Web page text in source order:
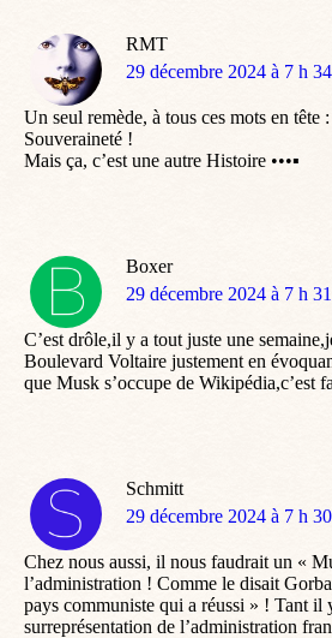
RMT
dit
29 décembre 2024 à 7 h
Un seul remède, à tous ces mots en tête
Souveraineté !
Mais ça, c’est une autre Histoire •••▪︎
Boxer
dit
29 décembre 2024 à 7 h
C’est drôle,il y a tout juste une
Boulevard Voltaire justement en
que Musk s’occupe de Wikipédia,c’est
Schmitt
dit
29 décembre 2024 à 7 h
Chez nous aussi, il nous faudrait un «
l’administration ! Comme le disait
pays communiste qui a réussi » ! Tant il
surreprésentation de l’administration